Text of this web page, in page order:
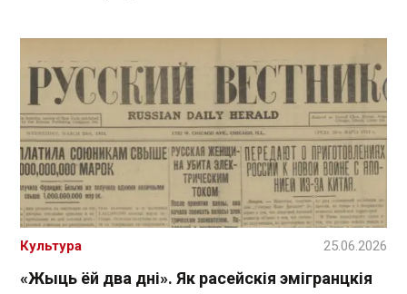
«Жыць ёй два дні». Як расейскія эмігранцкія
Культура 25.06.2026